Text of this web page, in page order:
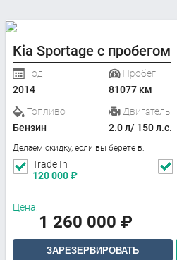
Kia Sportage с пробегом
Год
2014
Пробег
81077 км
Топливо
Бензин
Двигатель
2.0 л/ 150 л.с.
Делаем скидку, если вы берете в:
Trade In
120 000₽
Цена:
1 260 000 ₽
ЗАРЕЗЕРВИРОВАТЬ